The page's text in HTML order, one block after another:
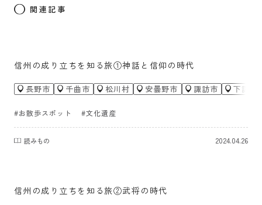
関連記事
信州の成り立ちを知る旅①神話と信仰の時代
長野市 千曲市 松川村 安曇野市 諏訪市 下諏訪
#お散歩スポット #文化遺産
読みもの 2024.04.26
信州の成り立ちを知る旅②武将の時代